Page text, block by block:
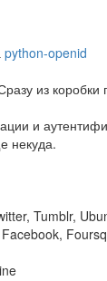
python-openid
из коробки
и
некуда.
Tumblr,